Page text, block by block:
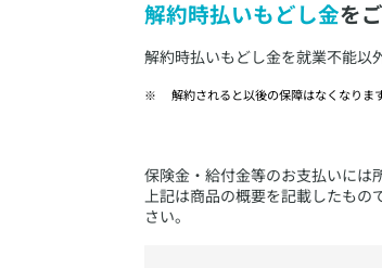
解約時払いもどし金を
解約時払いもどし金を就業不能以
解約されると以後の保障はなくなります
保険金・給付金等のお支払いには
上記は商品の概要を記載したも
さい。